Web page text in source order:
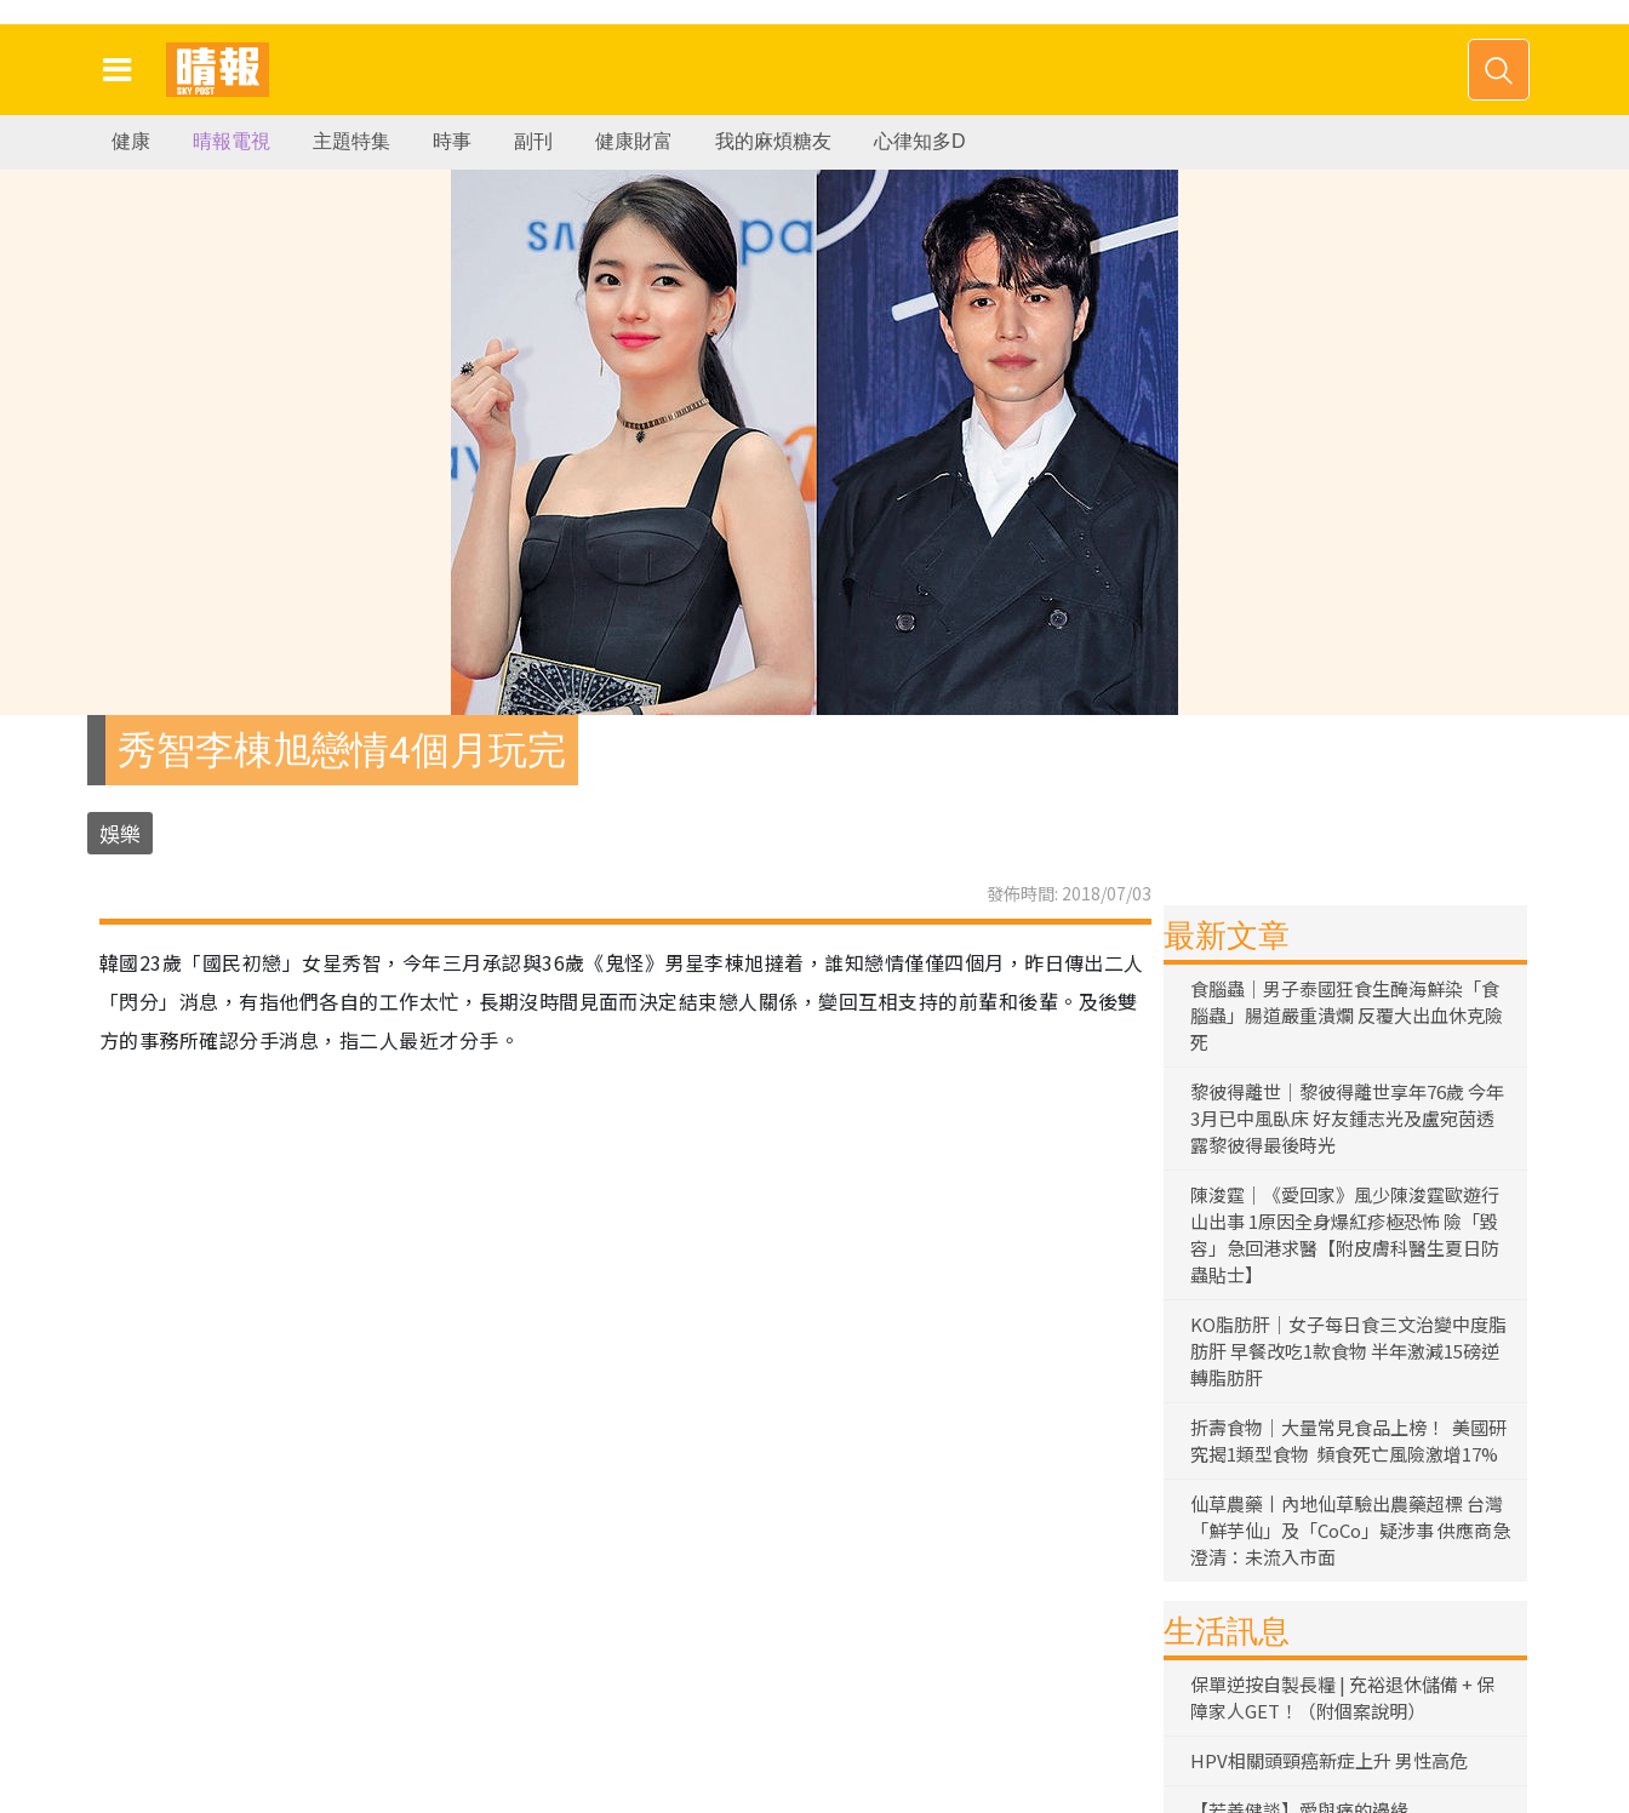
健康 晴報電視 主題特集 時事 副刊 健康財富 我的麻煩糖友 心律知多D
秀智李棟旭戀情4個月玩完
娛樂
發佈時間: 2018/07/03
韓國23歲「國民初戀」女星秀智，今年三月承認與36歲《鬼怪》男星李棟旭撻着，誰知戀情僅僅四個月，昨日傳出二人
「閃分」消息，有指他們各自的工作太忙，長期沒時間見面而決定結束戀人關係，變回互相支持的前輩和後輩。及後雙
方的事務所確認分手消息，指二人最近才分手。
最新文章
食腦蟲｜男子泰國狂食生醃海鮮染「食
腦蟲」腸道嚴重潰爛 反覆大出血休克險
死
黎彼得離世｜黎彼得離世享年76歲 今年
3月已中風臥床 好友鍾志光及盧宛茵透
露黎彼得最後時光
陳浚霆｜《愛回家》風少陳浚霆歐遊行
山出事 1原因全身爆紅疹極恐怖 險「毀
容」急回港求醫【附皮膚科醫生夏日防
蟲貼士】
KO脂肪肝｜女子每日食三文治變中度脂
肪肝 早餐改吃1款食物 半年激減15磅逆
轉脂肪肝
折壽食物｜大量常見食品上榜！ 美國研
究揭1類型食物 頻食死亡風險激增17%
仙草農藥丨內地仙草驗出農藥超標 台灣
「鮮芋仙」及「CoCo」疑涉事 供應商急
澄清：未流入市面
生活訊息
保單逆按自製長糧 | 充裕退休儲備 + 保
障家人GET！（附個案說明）
HPV相關頭頸癌新症上升 男性高危